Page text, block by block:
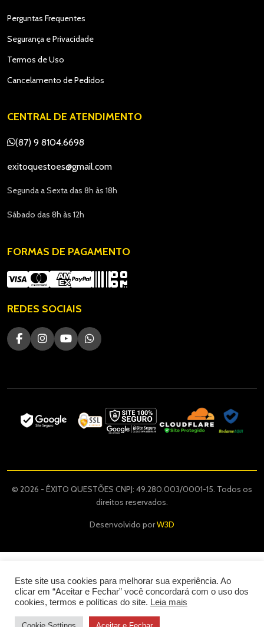
Perguntas Frequentes
Segurança e Privacidade
Termos de Uso
Cancelamento de Pedidos
CENTRAL DE ATENDIMENTO
(87) 9 8104.6698
exitoquestoes@gmail.com
Segunda a Sexta das 8h às 18h
Sábado das 8h às 12h
FORMAS DE PAGAMENTO
REDES SOCIAIS
© 2026 - ÊXITO QUESTÕES CNPJ: 49.280.003/0001-15. Todos os
direitos reservados.
Desenvolvido porW3D
Este site usa cookies para melhorar sua experiência. Ao
clicar em “Aceitar e Fechar” você concordará com o uso dos
cookies, termos e políticas do site. Leia mais